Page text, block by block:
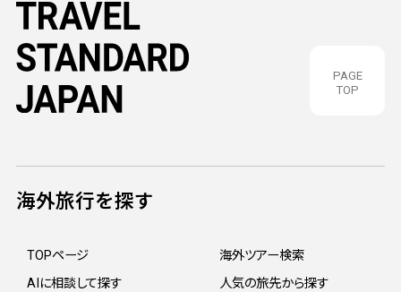
PAGE
TOP
海外旅行を探す
TOPページ
海外ツアー検索
AIに相談して探す
人気の旅先から探す